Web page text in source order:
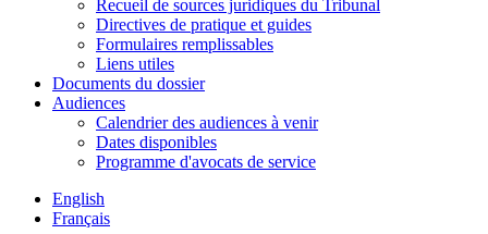
Recueil de sources juridiques du Tribunal
Directives de pratique et guides
Formulaires remplissables
Liens utiles
Documents du dossier
Audiences
Calendrier des audiences à venir
Dates disponibles
Programme d'avocats de service
English
Français